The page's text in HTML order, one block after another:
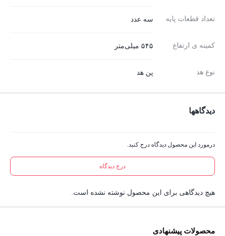
تعداد قطعات پایه سه عدد
کمینه ی ارتفاع ۵۴۵ میلی‌متر
نوع هد پن هد
دیدگاهها
درمورد این محصول دیدگاه درج کنید.
درج دیدگاه
هیچ دیدگاهی برای این محصول نوشته نشده است.
محصولات پیشنهادی